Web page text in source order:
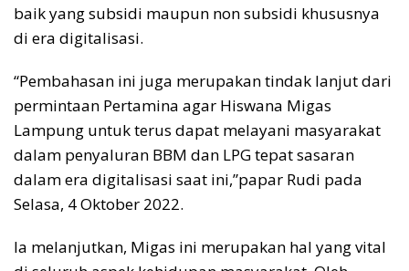
baik yang subsidi maupun non subsidi khususnya
di era digitalisasi.
“Pembahasan ini juga merupakan tindak lanjut dari
permintaan Pertamina agar Hiswana Migas
Lampung untuk terus dapat melayani masyarakat
dalam penyaluran BBM dan LPG tepat sasaran
dalam era digitalisasi saat ini,”papar Rudi pada
Selasa, 4 Oktober 2022.
Ia melanjutkan, Migas ini merupakan hal yang vital